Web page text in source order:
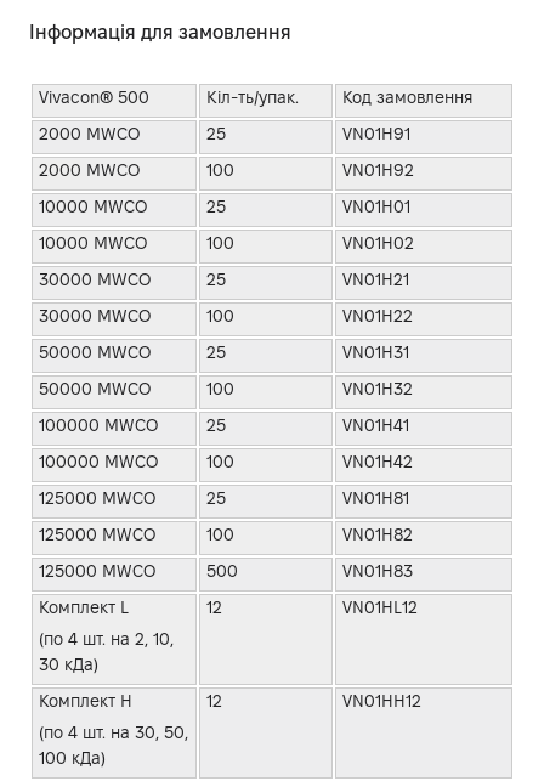
Інформація для замовлення
Vivacon® 500 Кіл-ть/упак.
Код замовлення
2000 MWCO
25
VN01H91
2000 MWCO
100
VN01H92
10000 MWCO
25
VN01H01
10000 MWCO
100
VN01H02
30000 MWCO
25
VN01H21
30000 MWCO
100
VN01H22
50000 MWCO
25
VN01H31
50000 MWCO
100
VN01H32
100000 MWCO
25
VN01H41
100000 MWCO
100
VN01H42
125000 MWCO
25
VN01H81
125000 MWCO
100
VN01H82
125000 MWCO
500
VN01H83
Комплект L
(по 4 шт. на 2, 10,
30 кДа)
12 VN01HL12
Комплект H
(по 4 шт. на 30, 50,
100 кДа)
12 VN01HH12